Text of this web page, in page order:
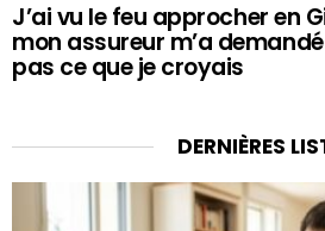
J’ai vu le feu approcher en
mon assureur m’a
pas ce que je croyais
DERNIÈRES